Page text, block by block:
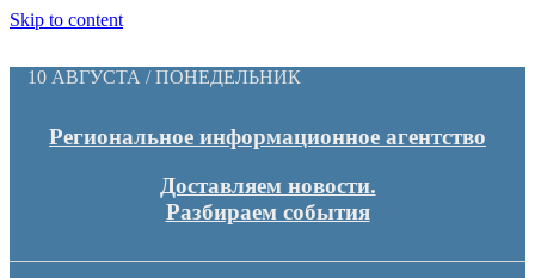
Skip to content
10 АВГУСТА / ПОНЕДЕЛЬНИК
Региональное информационное агентство
Доставляем новости.
Разбираем события